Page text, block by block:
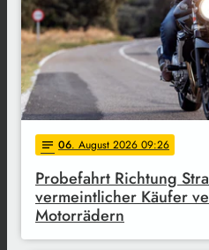
notes 06. August 2026 09:26
Probefahrt Richtung
vermeintlicher Käufer
Motorrädern